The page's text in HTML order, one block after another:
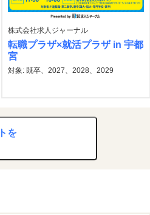
株式会社求人ジャーナル
転職プラザ×就活プラザ in 宇都
宮
対象: 既卒、2027、2028、2029
を